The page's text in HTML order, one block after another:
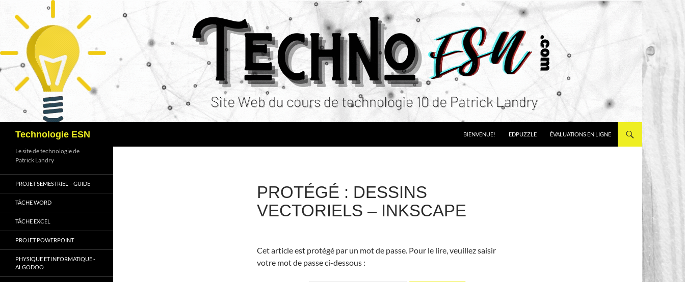
Technologie ESN
BIENVENUE!
EDPUZZLE ÉVALUATIONS EN LIGNE
PROTÉGÉ : DESSINS
VECTORIELS – INKSCAPE
Cet article est protégé par un mot de passe. Pour le lire, veuillez saisir
votre mot de passe ci-dessous :
Le site de technologie de
Patrick Landry
PROJET SEMESTRIEL – GUIDE
TÂCHE WORD
TÂCHE EXCEL
PROJET POWERPOINT
PHYSIQUE ET INFORMATIQUE -
ALGODOO